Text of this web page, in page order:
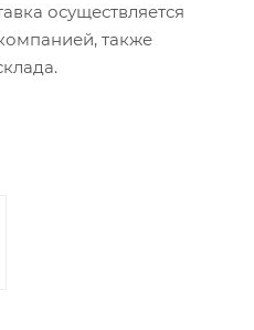
осуществляется
также